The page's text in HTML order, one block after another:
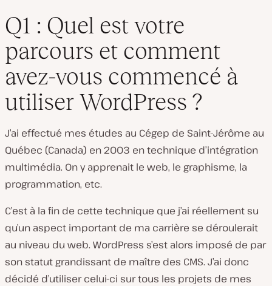
Q1 : Quel est votre
parcours et comment
avez-vous commencé à
utiliser WordPress ?
J’ai effectué mes études au Cégep de Saint-Jérôme au
Québec (Canada) en 2003 en technique d’intégration
multimédia. On y apprenait le web, le graphisme, la
programmation, etc.
C’est à la fin de cette technique que j’ai réellement su
qu’un aspect important de ma carrière se déroulerait
au niveau du web. WordPress s’est alors imposé de par
son statut grandissant de maître des CMS. J’ai donc
décidé d’utiliser celui-ci sur tous les projets de mes